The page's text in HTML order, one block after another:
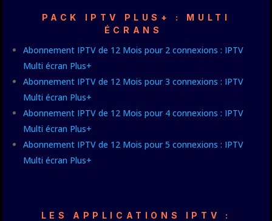
PACK IPTV PLUS+ : MULTI
ÉCRANS
Abonnement IPTV de 12 Mois pour 2 connexions : IPTV
Multi écran Plus+
Abonnement IPTV de 12 Mois pour 3 connexions : IPTV
Multi écran Plus+
Abonnement IPTV de 12 Mois pour 4 connexions : IPTV
Multi écran Plus+
Abonnement IPTV de 12 Mois pour 5 connexions : IPTV
Multi écran Plus+
LES APPLICATIONS IPTV :